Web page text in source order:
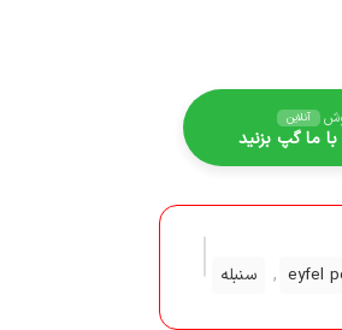
آنلاین
ما گپ بزنید
, سنبله